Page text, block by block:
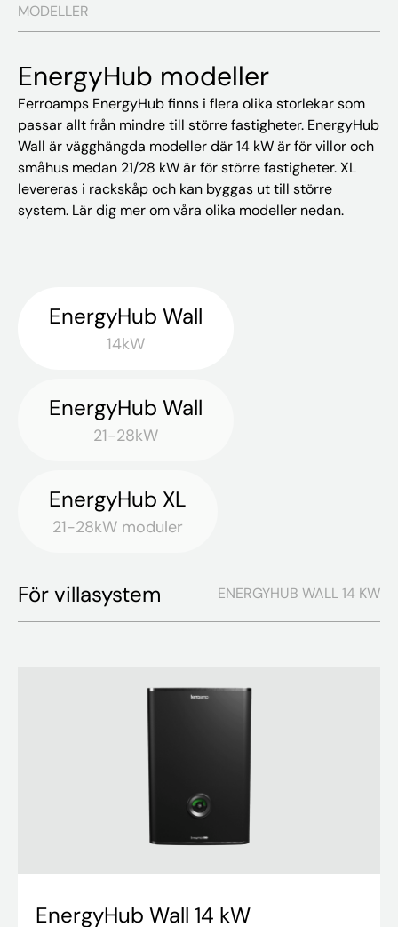
MODELLER
EnergyHub modeller
Ferroamps EnergyHub finns i flera olika storlekar som
passar allt från mindre till större fastigheter. EnergyHub
Wall är vägghängda modeller där 14 kW är för villor och
småhus medan 21/28 kW är för större fastigheter. XL
levereras i rackskåp och kan byggas ut till större
system. Lär dig mer om våra olika modeller nedan.
EnergyHub Wall
14kW
EnergyHub Wall
21-28kW
EnergyHub XL
21-28kW moduler
För villasystem ENERGYHUB WALL 14 KW
EnergyHub Wall 14 kW